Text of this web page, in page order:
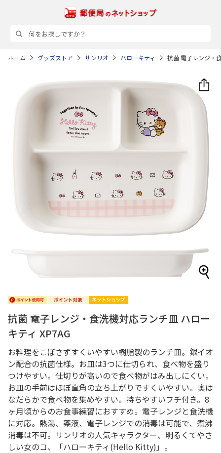
ホーム グッズストア サンリオ ハローキティ 抗菌 電子レンジ・
抗菌 電子レンジ・食洗機対応ランチ皿 ハロー
キティ XP7AG
お料理をこぼさずすくいやすい樹脂製のランチ皿。銀イオ
ン配合の抗菌仕様。お皿は3つに仕切られ、食べ物を盛り
つけやすい。仕切りが高いので食べ物がはみ出しにくい。
お皿の手前はほぼ直角の立ち上がりですくいやすい。奥は
なだらかで食べ物を集めやすい。持ちやすいフチ付き。8
ヶ月頃からのお食事練習におすすめ。電子レンジと食洗機
に対応。熱湯、薬液、電子レンジでの消毒は可能で、煮沸
消毒は不可。サンリオの人気キャラクター、明るくてやさ
しい女のコ、「ハローキティ(Hello Kitty)」。